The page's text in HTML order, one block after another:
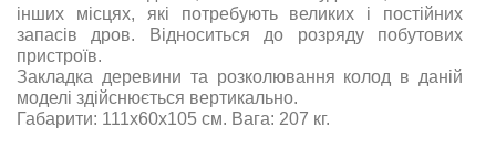
інших місцях, які потребують великих і постійних
запасів дров. Відноситься до розряду побутових
пристроїв.
Закладка деревини та розколювання колод в даній
моделі здійснюється вертикально.
Габарити: 111х60х105 см. Вага: 207 кг.